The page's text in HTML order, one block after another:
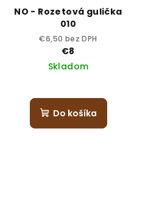
NO - Rozetová gulička
010
€6,50 bez DPH
€8
Skladom
Do košíka